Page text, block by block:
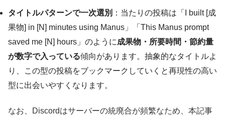
タイトルパターンで一次選別 ：当たりの投稿は「I built [成
果物] in [N] minutes using Manus」「This Manus prompt
saved me [N] hours」のように成果物・所要時間・節約量
が数字で入っている傾向があります。抽象的なタイトルよ
り、この型の投稿をブックマークしていくと再現性の高い
型に出会いやすくなります。
なお、Discordはサーバーの統廃合が頻繁なため、本記事